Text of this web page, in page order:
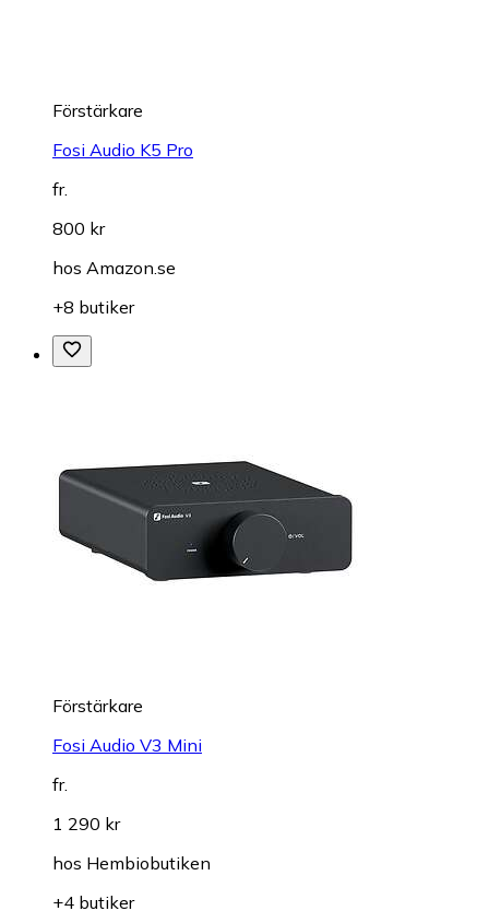
Förstärkare
Fosi Audio K5 Pro
fr.
800 kr
hos Amazon.se
+8 butiker
Förstärkare
Fosi Audio V3 Mini
fr.
1 290 kr
hos Hembiobutiken
+4 butiker